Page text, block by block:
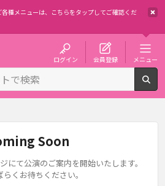
種メニューは、
こちらをタップしてご確認くだ
ログイン 会員登録 メニュー
Soon
にて公演のご案内を開始いたします。
らくお待ちください。